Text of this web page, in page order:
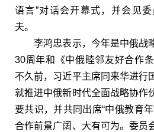
语言”对话会开幕式，并会见
夫。
李鸿忠表示，今年是中俄战
30周年和《中俄睦邻友好合作
不久前，习近平主席同来华进行
就推进中俄新时代全面战略协作
要共识，并共同出席“中俄教育
合作前景广阔、大有可为。委员